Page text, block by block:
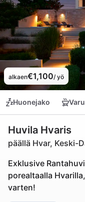
alkaen€1,100/ yö
Huonejako
Huvila Hvaris
päällä Hvar, Keski-
Exklusive
porealtaalla
varten!